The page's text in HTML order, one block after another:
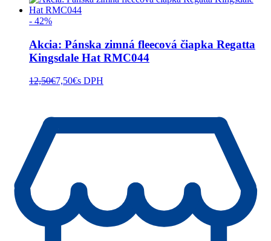
- 42%
Akcia: Pánska zimná fleecová čiapka Regatta
Kingsdale Hat RMC044
12,50€7,50€s DPH